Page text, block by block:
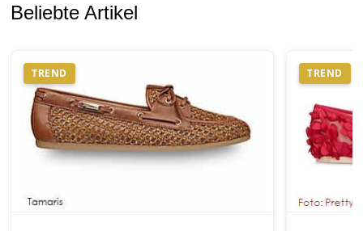
Beliebte Artikel
TREND TREND